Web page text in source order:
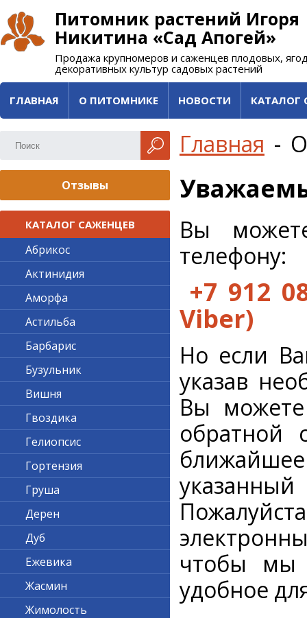
Питомник растений Игоря
Никитина «Сад Апогей»
Продажа крупномеров и саженцев плодовых,
декоративных культур садовых растений
ГЛАВНАЯ О ПИТОМНИКЕ НОВОСТИ КАТАЛОГ
Главная -
Вы
телефону:
+7 912
Viber)
Но если
указав
Вы
обратной
чтобы мы
удобное
Отзывы
КАТАЛОГ САЖЕНЦЕВ
Абрикос
Актинидия
Аморфа
Астильба
Барбарис
Бузульник
Вишня
Гвоздика
Гелиопсис
Гортензия
Груша
Дерен
Дуб
Ежевика
Жасмин
Жимолость